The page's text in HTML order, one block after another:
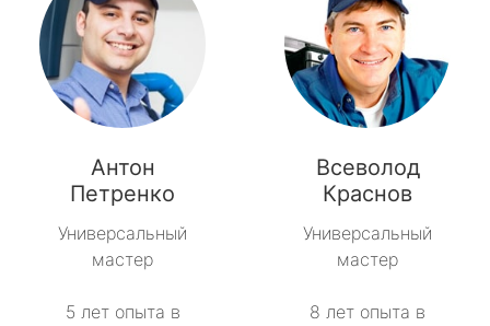
Янино-1
Антон
Петренко
Универсальный
мастер
5 лет опыта в
Всеволод
Краснов
Универсальный
мастер
8 лет опыта в